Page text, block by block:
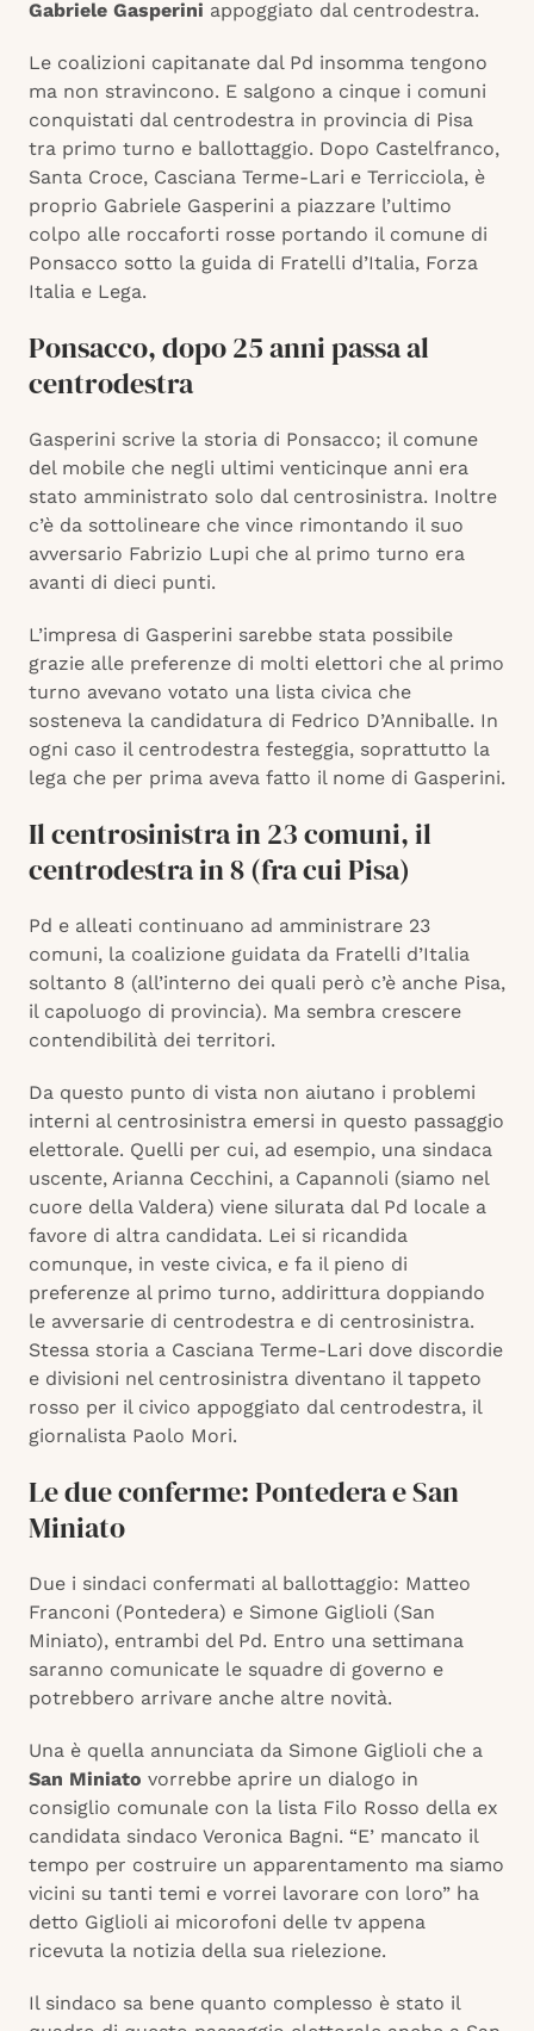
Gabriele Gasperini appoggiato dal centrodestra.
Le coalizioni capitanate dal Pd insomma tengono
ma non stravincono. E salgono a cinque i comuni
conquistati dal centrodestra in provincia di Pisa
tra primo turno e ballottaggio. Dopo Castelfranco,
Santa Croce, Casciana Terme-Lari e Terricciola, è
proprio Gabriele Gasperini a piazzare l’ultimo
colpo alle roccaforti rosse portando il comune di
Ponsacco sotto la guida di Fratelli d’Italia, Forza
Italia e Lega.
Ponsacco, dopo 25 anni passa al
centrodestra
Gasperini scrive la storia di Ponsacco; il comune
del mobile che negli ultimi venticinque anni era
stato amministrato solo dal centrosinistra. Inoltre
c’è da sottolineare che vince rimontando il suo
avversario Fabrizio Lupi che al primo turno era
avanti di dieci punti.
L’impresa di Gasperini sarebbe stata possibile
grazie alle preferenze di molti elettori che al primo
turno avevano votato una lista civica che
sosteneva la candidatura di Fedrico D’Anniballe. In
ogni caso il centrodestra festeggia, soprattutto la
lega che per prima aveva fatto il nome di Gasperini.
Il centrosinistra in 23 comuni, il
centrodestra in 8 (fra cui Pisa)
Pd e alleati continuano ad amministrare 23
comuni, la coalizione guidata da Fratelli d’Italia
soltanto 8 (all’interno dei quali però c’è anche Pisa,
il capoluogo di provincia). Ma sembra crescere
contendibilità dei territori.
Da questo punto di vista non aiutano i problemi
interni al centrosinistra emersi in questo passaggio
elettorale. Quelli per cui, ad esempio, una sindaca
uscente, Arianna Cecchini, a Capannoli (siamo nel
cuore della Valdera) viene silurata dal Pd locale a
favore di altra candidata. Lei si ricandida
comunque, in veste civica, e fa il pieno di
preferenze al primo turno, addirittura doppiando
le avversarie di centrodestra e di centrosinistra.
Stessa storia a Casciana Terme-Lari dove discordie
e divisioni nel centrosinistra diventano il tappeto
rosso per il civico appoggiato dal centrodestra, il
giornalista Paolo Mori.
Le due conferme: Pontedera e San
Miniato
Due i sindaci confermati al ballottaggio: Matteo
Franconi (Pontedera) e Simone Giglioli (San
Miniato), entrambi del Pd. Entro una settimana
saranno comunicate le squadre di governo e
potrebbero arrivare anche altre novità.
Una è quella annunciata da Simone Giglioli che a
San Miniato vorrebbe aprire un dialogo in
consiglio comunale con la lista Filo Rosso della ex
candidata sindaco Veronica Bagni. “E’ mancato il
tempo per costruire un apparentamento ma siamo
vicini su tanti temi e vorrei lavorare con loro” ha
detto Giglioli ai micorofoni delle tv appena
ricevuta la notizia della sua rielezione.
Il sindaco sa bene quanto complesso è stato il